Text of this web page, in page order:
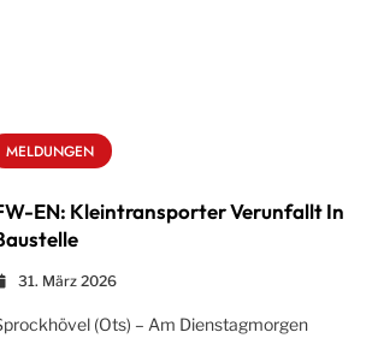
MELDUNGEN
EN: Kleintransporter Verunfallt In
31. März 2026
(ots) – Am Dienstagmorgen